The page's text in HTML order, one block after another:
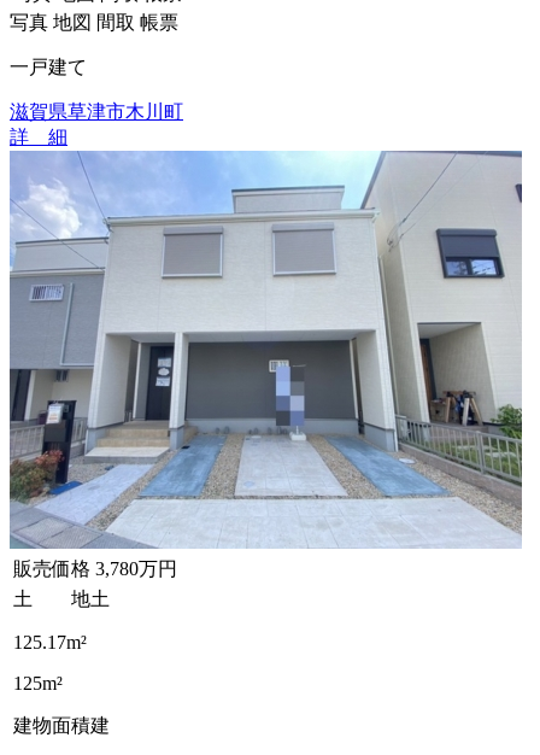
写真 地図 間取 帳票
一戸建て
滋賀県草津市木川町
詳 細
販売価格 3,780万円
土 地土
125.17m²
125m²
建物面積建